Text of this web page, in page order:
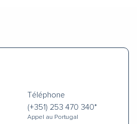
Téléphone
(+351) 253 470 340*
Appel au Portugal